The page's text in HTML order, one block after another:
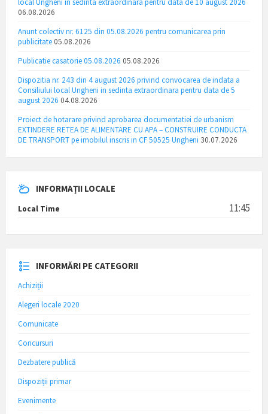
local Ungheni in sedinta extraordinara pentru data de 10 august 2026
06.08.2026
Anunt colectiv nr. 6125 din 05.08.2026 pentru comunicarea prin
publicitate 05.08.2026
Publicatie casatorie 05.08.2026 05.08.2026
Dispozitia nr. 243 din 4 august 2026 privind convocarea de indata a
Consiliului local Ungheni in sedinta extraordinara pentru data de 5
august 2026 04.08.2026
Proiect de hotarare privind aprobarea documentatiei de urbanism
EXTINDERE RETEA DE ALIMENTARE CU APA – CONSTRUIRE CONDUCTA
DE TRANSPORT pe imobilul inscris in CF 50525 Ungheni 30.07.2026
INFORMAȚII LOCALE
Local Time 11:45
INFORMĂRI PE CATEGORII
Achiziții
Alegeri locale 2020
Comunicate
Concursuri
Dezbatere publică
Dispoziții primar
Evenimente